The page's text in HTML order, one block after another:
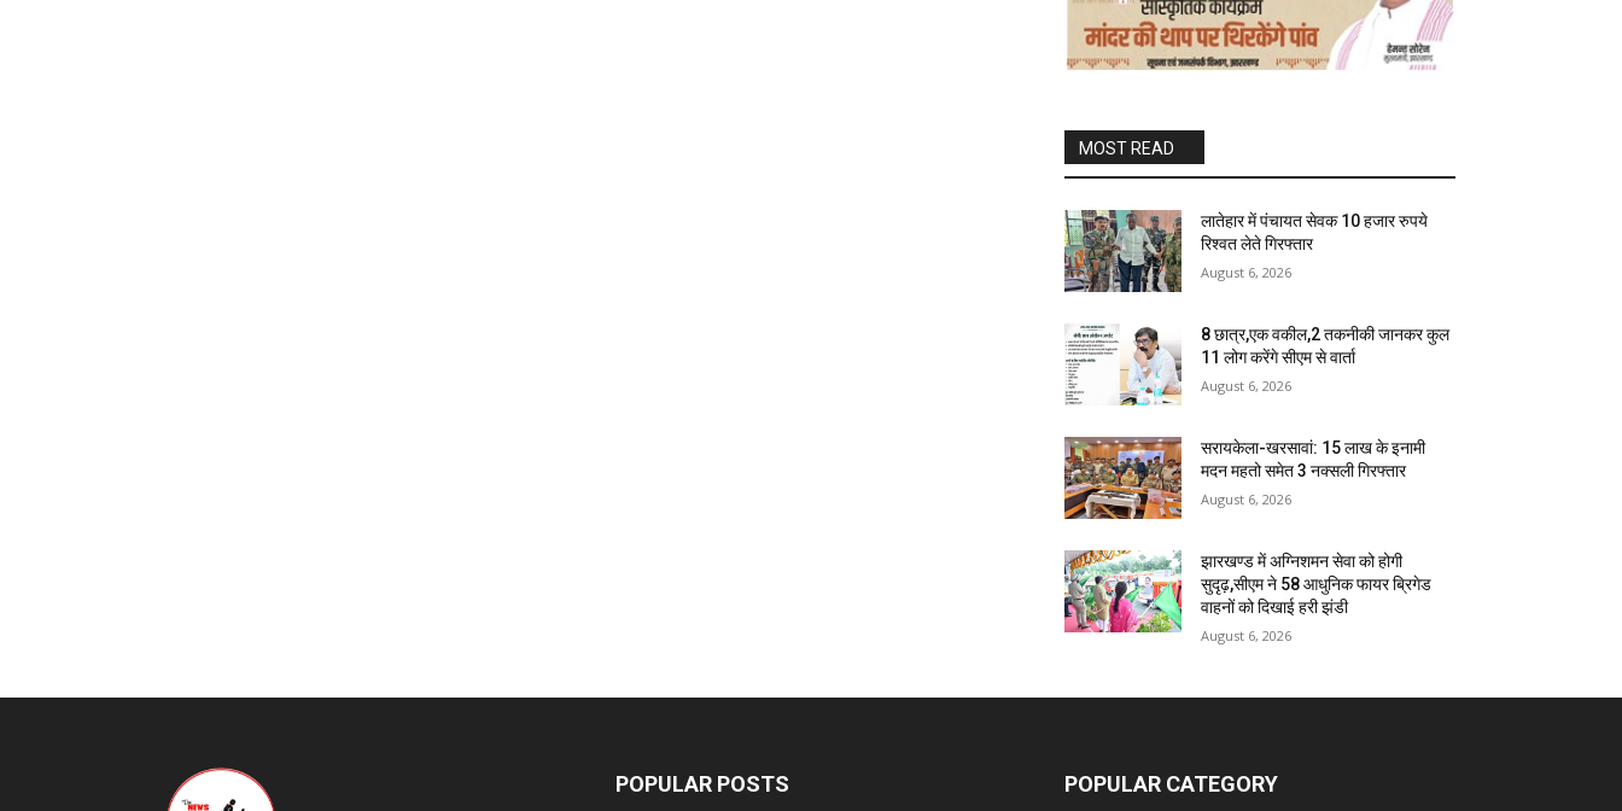
MOST READ
लातेहार में पंचायत सेवक 10 हजार रुपये
रिश्वत लेते गिरफ्तार
August 6, 2026
8 छात्र,एक वकील,2 तकनीकी जानकर कुल
11 लोग करेंगे सीएम से वार्ता
August 6, 2026
सरायकेला-खरसावां: 15 लाख के इनामी
मदन महतो समेत 3 नक्सली गिरफ्तार
August 6, 2026
झारखण्ड में अग्निशमन सेवा को होगी
सुदृढ़,सीएम ने 58 आधुनिक फायर ब्रिगेड
वाहनों को दिखाई हरी झंडी
August 6, 2026
POPULAR POSTS POPULAR CATEGORY